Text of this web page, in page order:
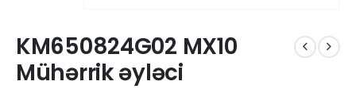
KM650824G02 MX10
Mühərrik əyləci